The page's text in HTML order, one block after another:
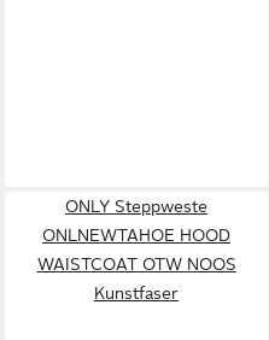
ONLY Steppweste
ONLNEWTAHOE HOOD
WAISTCOAT OTW NOOS
Kunstfaser